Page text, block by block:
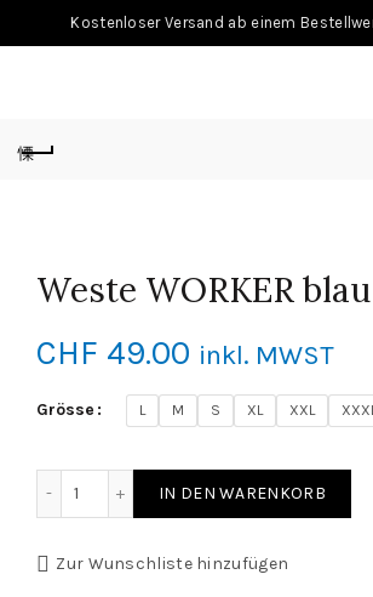
Kostenloser Versand ab einem
Weste WORKER blau
CHF 49.00 inkl. MWST
Grösse L M S XL XXL
IN DEN WARENKORB
Zur Wunschliste hinzufügen